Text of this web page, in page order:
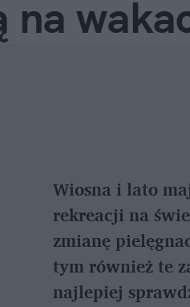
na
Wiosna i lato
rekreacji na
zmianę
tym również te
najlepiej